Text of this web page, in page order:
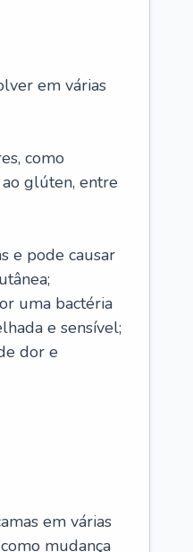
em várias
como
glúten, entre
e pode causar
uma bactéria
e sensível;
dor e
em várias
mudança